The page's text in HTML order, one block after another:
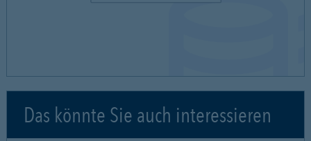
Das könnte Sie auch interessieren